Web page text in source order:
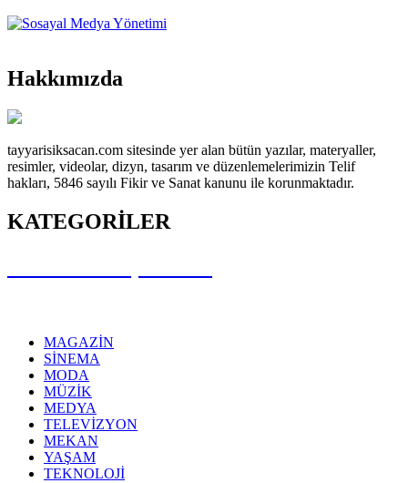
Hakkımızda
tayyarisiksacan.com sitesinde yer alan bütün yazılar, materyaller,
resimler, videolar, dizyn, tasarım ve düzenlemelerimizin Telif
hakları, 5846 sayılı Fikir ve Sanat kanunu ile korunmaktadır.
KATEGORİLER
MAGAZİN
SİNEMA
MODA
MÜZİK
MEDYA
TELEVİZYON
MEKAN
YAŞAM
TEKNOLOJİ